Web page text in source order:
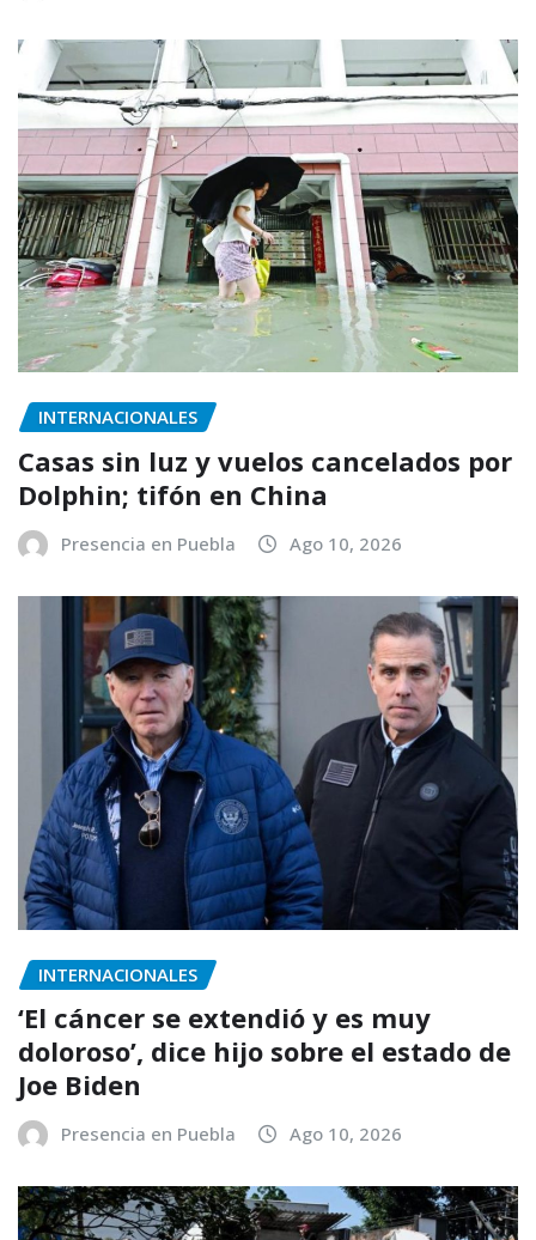
INTERNACIONALES
Casas sin luz y vuelos cancelados por
Dolphin; tifón en China
Presencia en Puebla Ago 10, 2026
INTERNACIONALES
‘El cáncer se extendió y es muy
doloroso’, dice hijo sobre el estado de
Joe Biden
Presencia en Puebla Ago 10, 2026